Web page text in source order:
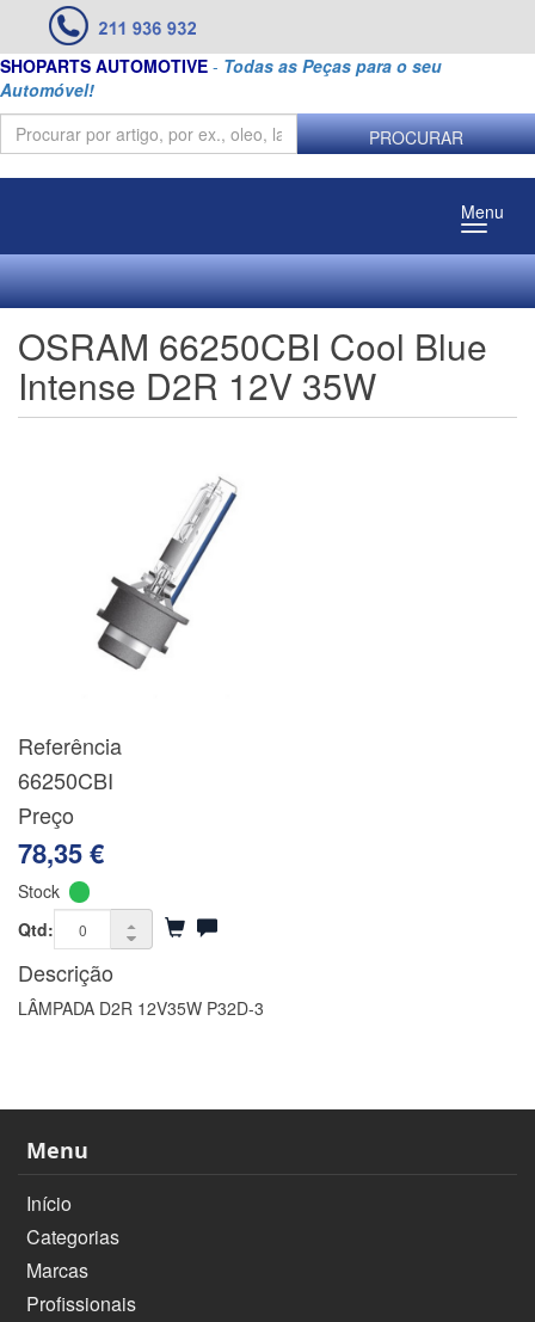
SHOPARTS AUTOMOTIVE - Todas as Peças para o seu
Automóvel!
PROCURAR
Menu
OSRAM 66250CBI Cool Blue
Intense D2R 12V 35W
Referência
66250CBI
Preço
78,35 €
Stock
Qtd:
Descrição
LÂMPADA D2R 12V35W P32D-3
Menu
Início
Categorias
Marcas
Profissionais